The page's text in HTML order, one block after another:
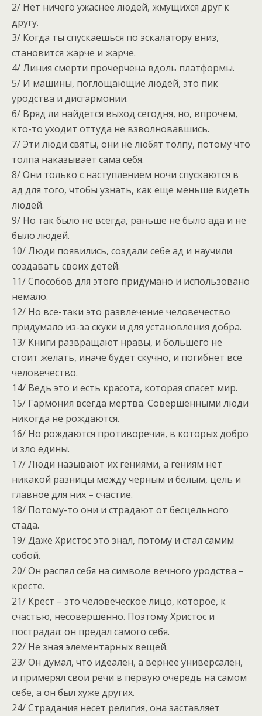
2/ Нет ничего ужаснее людей, жмущихся друг к
другу.
3/ Когда ты спускаешься по эскалатору вниз,
становится жарче и жарче.
4/ Линия смерти прочерчена вдоль платформы.
5/ И машины, поглощающие людей, это пик
уродства и дисгармонии.
6/ Вряд ли найдется выход сегодня, но, впрочем,
кто-то уходит оттуда не взволновавшись.
7/ Эти люди святы, они не любят толпу, потому что
толпа наказывает сама себя.
8/ Они только с наступлением ночи спускаются в
ад для того, чтобы узнать, как еще меньше видеть
людей.
9/ Но так было не всегда, раньше не было ада и не
было людей.
10/ Люди появились, создали себе ад и научили
создавать своих детей.
11/ Способов для этого придумано и использовано
немало.
12/ Но все-таки это развлечение человечество
придумало из-за скуки и для установления добра.
13/ Книги развращают нравы, и большего не
стоит желать, иначе будет скучно, и погибнет все
человечество.
14/ Ведь это и есть красота, которая спасет мир.
15/ Гармония всегда мертва. Совершенными люди
никогда не рождаются.
16/ Но рождаются противоречия, в которых добро
и зло едины.
17/ Люди называют их гениями, а гениям нет
никакой разницы между черным и белым, цель и
главное для них – счастие.
18/ Потому-то они и страдают от бесцельного
стада.
19/ Даже Христос это знал, потому и стал самим
собой.
20/ Он распял себя на символе вечного уродства –
кресте.
21/ Крест – это человеческое лицо, которое, к
счастью, несовершенно. Поэтому Христос и
пострадал: он предал самого себя.
22/ Не зная элементарных вещей.
23/ Он думал, что идеален, а вернее универсален,
и примерял свои речи в первую очередь на самом
себе, а он был хуже других.
24/ Страдания несет религия, она заставляет